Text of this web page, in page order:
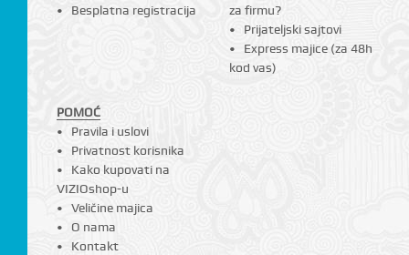
Besplatna registracija
za firmu?
Prijateljski sajtovi
Express majice (za 48h
kod vas)
POMOĆ
Pravila i uslovi
Privatnost korisnika
Kako kupovati na
VIZIOshop-u
Veličine majica
O nama
Kontakt